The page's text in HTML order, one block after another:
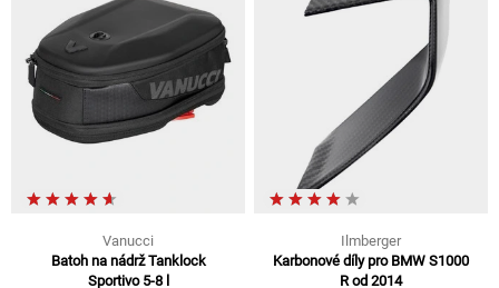
Vanucci
Batoh na nádrž Tanklock
Sportivo 5-8 l
Ilmberger
Karbonové díly pro BMW S1000
R od 2014